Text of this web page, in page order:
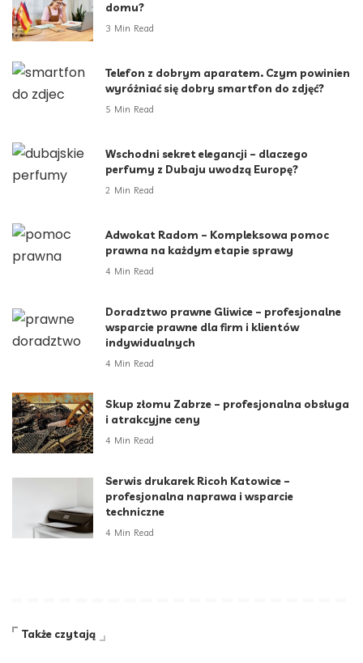
domu?
3 Min Read
Telefon z dobrym aparatem. Czym powinien
wyróżniać się dobry smartfon do zdjęć?
5 Min Read
Wschodni sekret elegancji – dlaczego
perfumy z Dubaju uwodzą Europę?
2 Min Read
Adwokat Radom – Kompleksowa pomoc
prawna na każdym etapie sprawy
4 Min Read
Doradztwo prawne Gliwice – profesjonalne
wsparcie prawne dla firm i klientów
indywidualnych
4 Min Read
Skup złomu Zabrze – profesjonalna obsługa
i atrakcyjne ceny
4 Min Read
Serwis drukarek Ricoh Katowice –
profesjonalna naprawa i wsparcie
techniczne
4 Min Read
Także czytają